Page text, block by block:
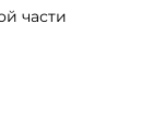
части